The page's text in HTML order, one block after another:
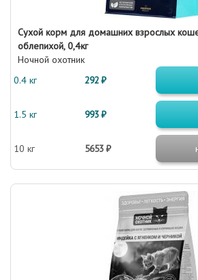
Сухой корм для домашних взрослых
облепихой, 0,4кг
Ночной охотник
0.4 кг
292 ₽
1.5 кг 993 ₽
10 кг 5653 ₽